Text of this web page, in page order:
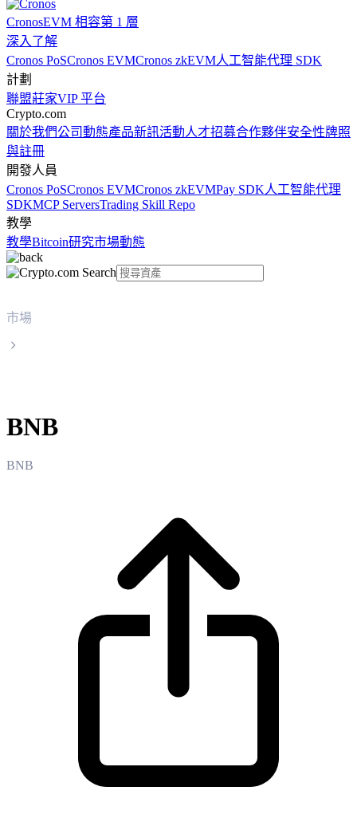
CronosEVM 相容第 1 層
深入了解
Cronos PoSCronos EVMCronos zkEVM人工智能代理 SDK
計劃
聯盟莊家VIP 平台
Crypto.com
關於我們公司動態產品新訊活動人才招募合作夥伴安全性牌照
與註冊
開發人員
Cronos PoSCronos EVMCronos zkEVMPay SDK人工智能代理
SDKMCP ServersTrading Skill Repo
教學
教學Bitcoin研究市場動態
市場
BNB
BNB